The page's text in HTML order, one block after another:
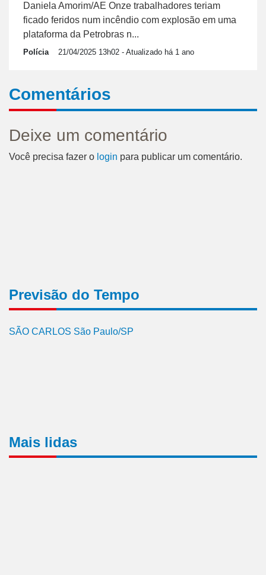
Daniela Amorim/AE Onze trabalhadores teriam
ficado feridos num incêndio com explosão em uma
plataforma da Petrobras n...
Polícia 21/04/2025 13h02 - Atualizado há 1 ano
Comentários
Deixe um comentário
Você precisa fazer o login para publicar um comentário.
Previsão do Tempo
SÃO CARLOS São Paulo/SP
Mais lidas